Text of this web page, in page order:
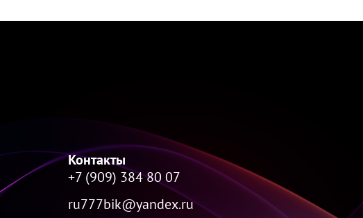
Контакты
+7 (909) 384 80 07
ru777bik@yandex.ru